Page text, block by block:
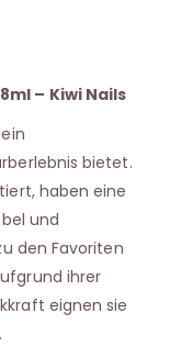
– Kiwi Nails
bietet.
haben eine
und
den Favoriten
ihrer
eignen sie